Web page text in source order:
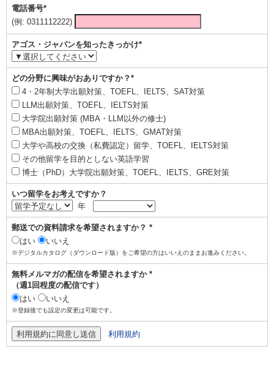
電話番号*
(例: 0311112222)
アゴス・ジャパンを知ったきっかけ*
どの分野に興味がおありですか？*
4・2年制大学出願対策、TOEFL、IELTS、SAT対策
LLM出願対策、TOEFL、IELTS対策
大学院出願対策 (MBA・LLM以外の修士)
MBA出願対策、TOEFL、IELTS、GMAT対策
大学や高校の交換（私費認定）留学、TOEFL、IELTS対策
その他留学を目的としない英語学習
博士（PhD）大学院出願対策、TOEFL、IELTS、GRE対策
いつ留学をお考えですか？
年
郵送での資料請求を希望されますか？ *
はい
いいえ
※デジタルカタログ（ダウンロード版）をご希望の方はいいえのままお進みください。
無料メルマガの配信を希望されますか *
（週1回程度の配信です）
はい
いいえ
※登録後でも設定の変更は可能です。
利用規約